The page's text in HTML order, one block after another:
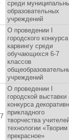
среди
образовательных
учреждений
О проведении I
городского
карвингу среди
обучающихся 6-7
классов
учреждений
О проведении I
городской выставки
конкурса
прикладного
творчества
технологии «Творим
прекрасное»